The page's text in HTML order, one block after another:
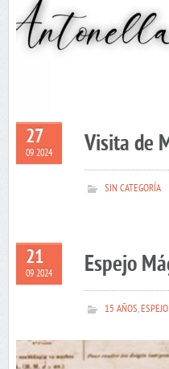
27
09 2024 Visita de
SIN CATEGORÍA
21
09 2024 Espejo
15 AÑOS,